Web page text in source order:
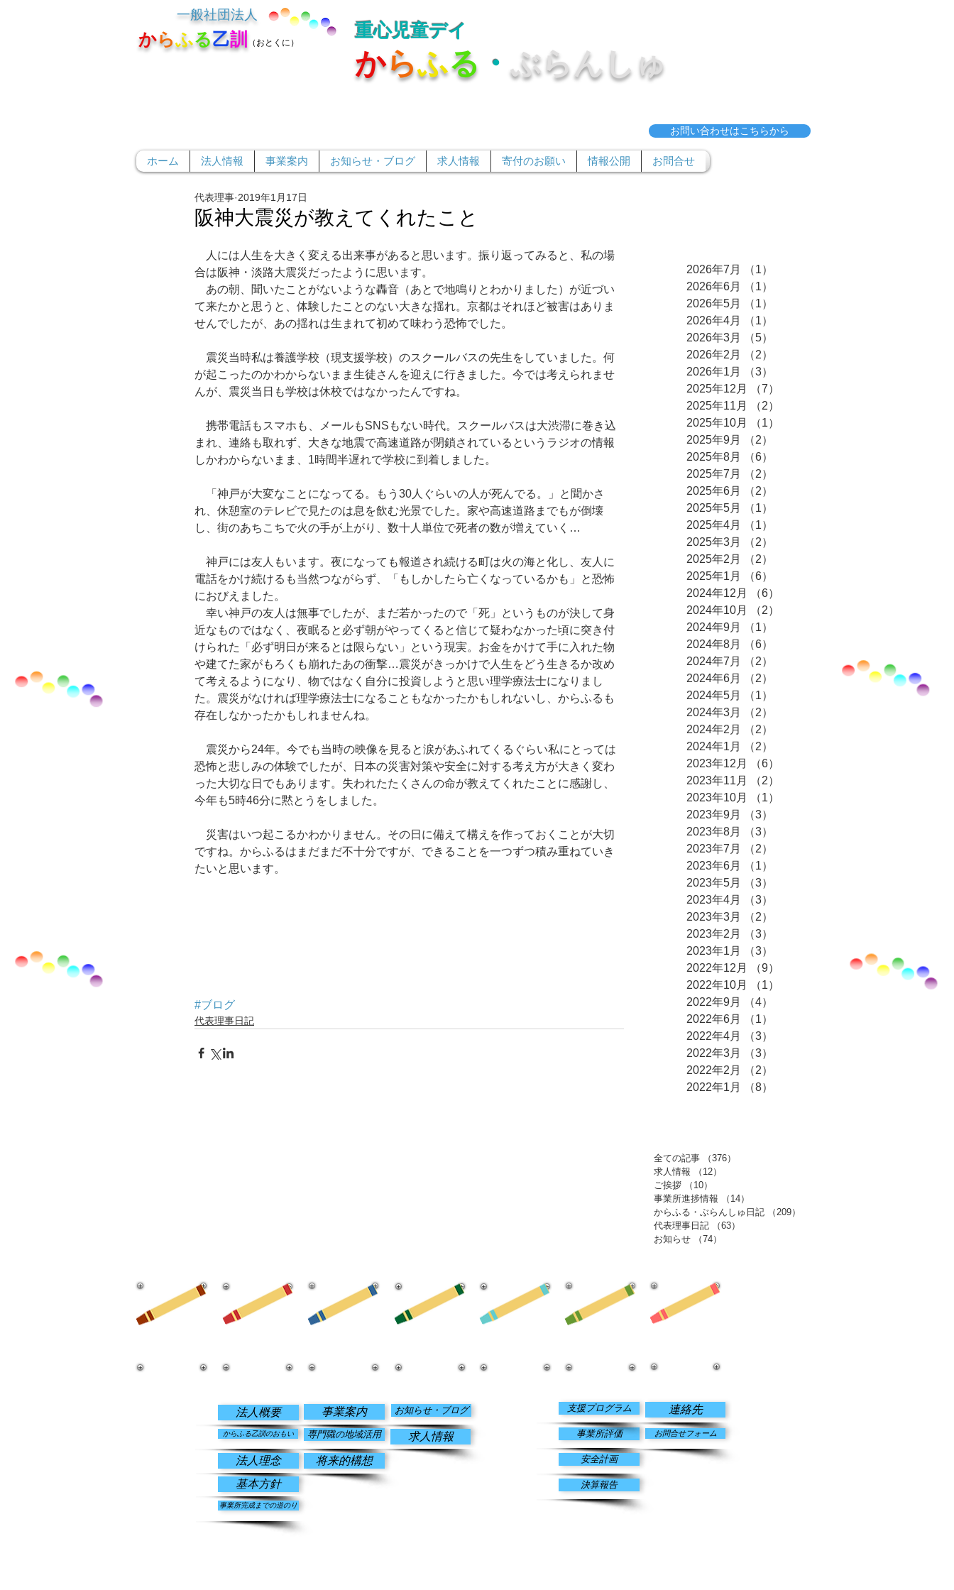
一般社団法人
からふる乙訓 （おとくに）
重心児童デイ
からふる ・ ぶらんしゅ
お問い合わせはこちらから
ホーム 法人情報 事業案内 お知らせ・ブログ 求人情報 寄付のお願い 情報公開 お問合せ
阪神大震災が教えてくれたこと
代表理事 2019年1月17日
人には人生を大きく変える出来事があると思います。振り返ってみると、私の場
合は阪神・淡路大震災だったように思います。
あの朝、聞いたことがないような轟音（あとで地鳴りとわかりました）が近づい
て来たかと思うと、体験したことのない大きな揺れ。京都はそれほど被害はありま
せんでしたが、あの揺れは生まれて初めて味わう恐怖でした。
震災当時私は養護学校（現支援学校）のスクールバスの先生をしていました。何
が起こったのかわからないまま生徒さんを迎えに行きました。今では考えられませ
んが、震災当日も学校は休校ではなかったんですね。
携帯電話もスマホも、メールもSNSもない時代。スクールバスは大渋滞に巻き込
まれ、連絡も取れず、大きな地震で高速道路が閉鎖されているというラジオの情報
しかわからないまま、1時間半遅れで学校に到着しました。
「神戸が大変なことになってる。もう30人ぐらいの人が死んでる。」と聞かさ
れ、休憩室のテレビで見たのは息を飲む光景でした。家や高速道路までもが倒壊
し、街のあちこちで火の手が上がり、数十人単位で死者の数が増えていく…
神戸には友人もいます。夜になっても報道され続ける町は火の海と化し、友人に
電話をかけ続けるも当然つながらず、「もしかしたら亡くなっているかも」と恐怖
におびえました。
幸い神戸の友人は無事でしたが、まだ若かったので「死」というものが決して身
近なものではなく、夜眠ると必ず朝がやってくると信じて疑わなかった頃に突き付
けられた「必ず明日が来るとは限らない」という現実。お金をかけて手に入れた物
や建てた家がもろくも崩れたあの衝撃…震災がきっかけで人生をどう生きるか改め
て考えるようになり、物ではなく自分に投資しようと思い理学療法士になりまし
た。震災がなければ理学療法士になることもなかったかもしれないし、からふるも
存在しなかったかもしれませんね。
震災から24年。今でも当時の映像を見ると涙があふれてくるぐらい私にとっては
恐怖と悲しみの体験でしたが、日本の災害対策や安全に対する考え方が大きく変わ
った大切な日でもあります。失われたたくさんの命が教えてくれたことに感謝し、
今年も5時46分に黙とうをしました。
災害はいつ起こるかわかりません。その日に備えて構えを作っておくことが大切
ですね。からふるはまだまだ不十分ですが、できることを一つずつ積み重ねていき
たいと思います。
#ブログ
代表理事日記
2026年7月 （1）
2026年6月
（1）
2026年5月
（1）
2026年4月
（1）
2026年3月
（5）
2026年2月
（2）
2026年1月
（3）
2025年12月
（7）
2025年11月
（2）
2025年10月
（1）
2025年9月
（2）
2025年8月
（6）
2025年7月
（2）
2025年6月
（2）
2025年5月
（1）
2025年4月
（1）
2025年3月
（2）
2025年2月
（2）
2025年1月
（6）
2024年12月
（6）
2024年10月
（2）
2024年9月
（1）
2024年8月
（6）
2024年7月
（2）
2024年6月
（2）
2024年5月
（1）
2024年3月
（2）
2024年2月
（2）
2024年1月
（2）
2023年12月
（6）
2023年11月
（2）
2023年10月
（1）
2023年9月
（3）
2023年8月
（3）
2023年7月
（2）
2023年6月
（1）
2023年5月
（3）
2023年4月
（3）
2023年3月
（2）
2023年2月
（3）
2023年1月
（3）
2022年12月
（9）
2022年10月
（1）
2022年9月
（4）
2022年6月
（1）
2022年4月
（3）
2022年3月
（3）
2022年2月
（2）
2022年1月
（8）
全ての記事 （376）
求人情報
（12）
ご挨拶
（10）
事業所進捗情報
（14）
からふる・ぶらんしゅ日記
（209）
代表理事日記
（63）
お知らせ
（74）
法人概要
からふる乙訓のおもい
事業案内
専門職の地域活用
お知らせ・ブログ
求人情報
連絡先
お問合せフォーム
事業所評価
支援プログラム
法人理念
将来的構想
基本方針
安全計画
決算報告
事業所完成までの道のり